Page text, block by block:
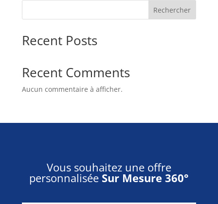
Rechercher
Recent Posts
Recent Comments
Aucun commentaire à afficher.
Vous souhaitez une offre
personnalisée Sur Mesure 360°